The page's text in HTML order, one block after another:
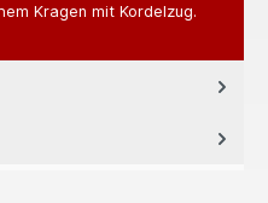
Kragen mit Kordelzug.